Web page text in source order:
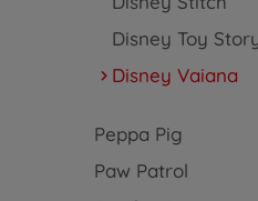
Disney Toy
Disney Vaiana
Peppa Pig
Paw Patrol